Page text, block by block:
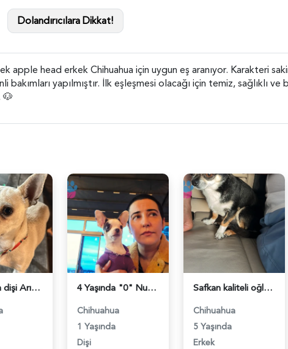
Dolandırıcılara Dikkat!
apple head erkek Chihuahua için uygun eş aranıyor. Karakteri
yapılmıştır. İlk eşleşmesi olacağı için temiz, sağlıklı
🐶
Oğlun için dişi Arıyorum - 118984261 4 Yaşında "0" Numara Chihuahua kızıma eş arıyorum (2.5 KG) - 118984224
Chihuahua
1 Yaşında
Dişi
Safkan kaliteli oğlumuza gelin arıyoruz - 118984198
Chihuahua
5 Yaşında
Erkek